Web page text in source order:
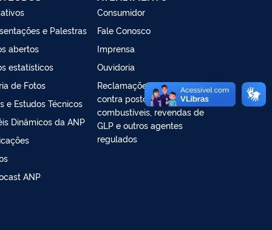
e Palestras
abertos
estatísticos
de Fotos
e Estudos Técnicos
Dinâmicos da ANP
ANP
Consumidor
Fale Conosco
Imprensa
Ouvidoria
Reclamações e denúncias
contra postos de
combustíveis, revendas de
GLP e outros agentes
regulados